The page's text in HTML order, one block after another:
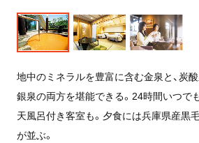
地中のミネラルを豊富に含む金泉と、炭
銀泉の両方を堪能できる。24時間いつで
天風呂付き客室も。夕食には兵庫県産黒
が並ぶ。